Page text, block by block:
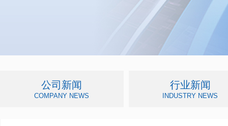
公司新闻
COMPANY NEWS
行业新闻
INDUSTRY NEWS